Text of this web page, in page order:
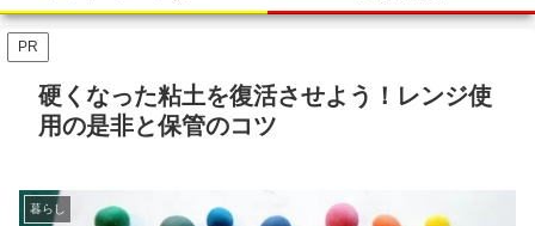
PR
硬くなった粘土を復活させよう！レンジ使
用の是非と保管のコツ
暮らし